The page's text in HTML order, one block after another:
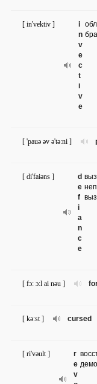
i
n
v
e
c
t
i
v
e
[ in'vektiv ]
[ 'pauə əv ə'tə:ni ]
d
e
f
i
a
n
c
e
[ di'faiəns ]
[ fɔ: ɔ:l ai nəu ]
cursed
[ kə:st ]
r
e
v
[ ri'vəult ]